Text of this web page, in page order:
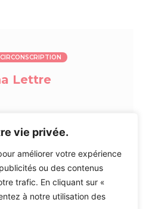
vie privée.
améliorer votre expérience
ou des contenus
trafic. En cliquant sur «
à notre utilisation des
CIRCONSCRIPTION
Lettre
d’information afin de
et actualité politique
.